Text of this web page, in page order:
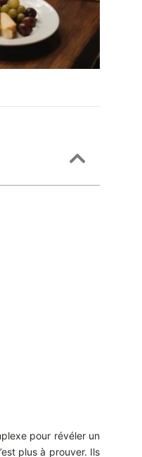
pour révéler un
plus à prouver. Ils